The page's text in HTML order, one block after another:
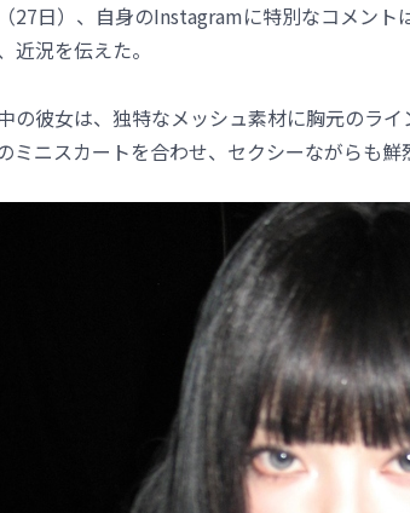
27日）、自身のInstagramに特別なコメント
近況を伝えた。
の彼女は、独特なメッシュ素材に胸元のラ
ミニスカートを合わせ、セクシーながらも鮮